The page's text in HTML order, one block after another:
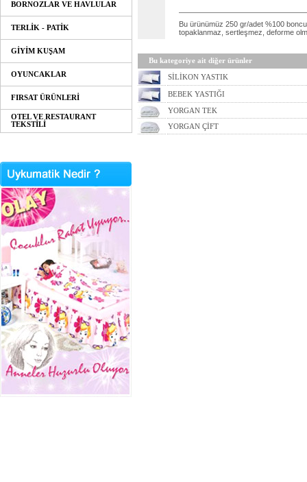
BORNOZLAR VE HAVLULAR
TERLİK - PATİK
GİYİM KUŞAM
OYUNCAKLAR
FIRSAT ÜRÜNLERİ
OTEL VE RESTAURANT
TEKSTİLİ
Bu ürünümüz 250 gr/adet %100
topaklanmaz, sertleşmez, deforme
Bu kategoriye ait diğer ürünler
SİLİKON YASTIK
BEBEK YASTIĞI
YORGAN TEK
YORGAN ÇİFT